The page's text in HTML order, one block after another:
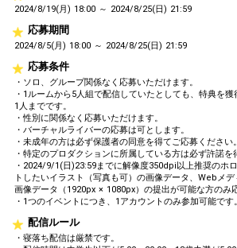
2024/8/19(月) 18:00 ～ 2024/8/25(日) 21:59
応募期間
2024/8/5(月) 18:00 ～ 2024/8/25(日) 21:59
応募条件
・ソロ、グループ関係なく応募いただけます。
・1ルームから5人組で配信していたとしても、特典を
1人までです。
・性別に関係なく応募いただけます。
・バーチャルライバーの応募は可とします。
・未成年の方は必ず保護者の同意を得てご応募ください。
・特定のプロダクションに所属している方は必ず許諾を
・2024/9/1(日)23:59までに解像度350dpi以上推奨のホ
トしたいイラスト（写真も可）の画像データ、Webメ
画像データ（1920px × 1080px）の提出が可能な方のみ
・1つのイベントにつき、1アカウントのみ参加可能です。
配信ルール
・寝落ち配信は厳禁です。